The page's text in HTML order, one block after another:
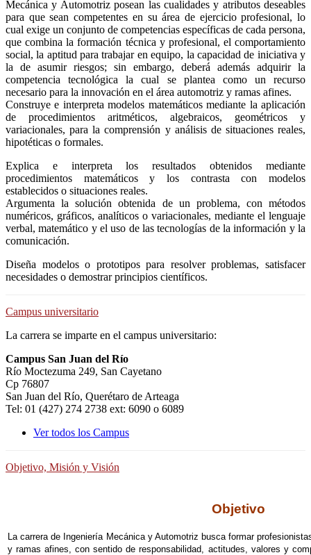
Mecánica y Automotriz posean las cualidades y atributos deseables
para que sean competentes en su área de ejercicio profesional, lo
cual exige un conjunto de competencias específicas de cada persona,
que combina la formación técnica y profesional, el comportamiento
social, la aptitud para trabajar en equipo, la capacidad de iniciativa y
la de asumir riesgos; sin embargo, deberá además adquirir la
competencia tecnológica la cual se plantea como un recurso
necesario para la innovación en el área automotriz y ramas afines.
Construye e interpreta modelos matemáticos mediante la aplicación
de procedimientos aritméticos, algebraicos, geométricos y
variacionales, para la comprensión y análisis de situaciones reales,
hipotéticas o formales.
Explica e interpreta los resultados obtenidos mediante
procedimientos matemáticos y los contrasta con modelos
establecidos o situaciones reales.
Argumenta la solución obtenida de un problema, con métodos
numéricos, gráficos, analíticos o variacionales, mediante el lenguaje
verbal, matemático y el uso de las tecnologías de la información y la
comunicación.
Diseña modelos o prototipos para resolver problemas, satisfacer
necesidades o demostrar principios científicos.
Campus universitario
La carrera se imparte en el campus universitario:
Campus San Juan del Río
Río Moctezuma 249, San Cayetano
Cp 76807
San Juan del Río, Querétaro de Arteaga
Tel: 01 (427) 274 2738 ext: 6090 o 6089
Ver todos los Campus
Objetivo, Misión y Visión
Objetivo
La carrera de Ingeniería Mecánica y Automotriz busca formar
y ramas afines, con sentido de responsabilidad, actitudes, valores y